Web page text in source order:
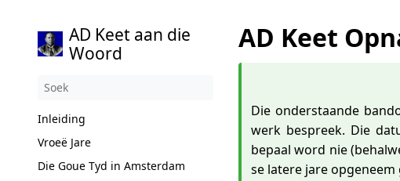
AD Keet aan die
Woord
Inleiding
Vroeë Jare
Die Goue Tyd in Amsterdam
AD Keet
Die onderstaande
werk bespreek. Die
bepaal word nie
se latere jare opgeneem